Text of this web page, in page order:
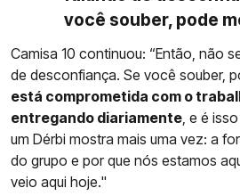
você souber, pode
Camisa 10 continuou: “Então, não
de desconfiança. Se você souber,
está comprometida com o
entregando diariamente, e é
um Dérbi mostra mais uma vez: a
do grupo e por que nós estamos
veio aqui hoje."